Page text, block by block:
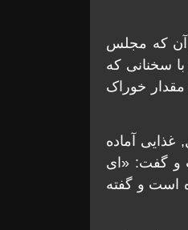
آن که مجلس
سخنانی که
مقدار خوراک
غذایی آماده
و گفت: «ای
است و گفته